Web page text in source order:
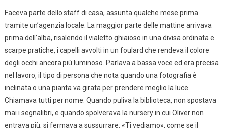
Faceva parte dello staff di casa, assunta qualche mese prima
tramite un’agenzia locale. La maggior parte delle mattine arrivava
prima dell’alba, risalendo il vialetto ghiaioso in una divisa ordinata e
scarpe pratiche, i capelli avvolti in un foulard che rendeva il colore
degli occhi ancora più luminoso. Parlava a bassa voce ed era precisa
nel lavoro, il tipo di persona che nota quando una fotografia è
inclinata o una pianta va girata per prendere meglio la luce.
Chiamava tutti per nome. Quando puliva la biblioteca, non spostava
mai i segnalibri, e quando spolverava la nursery in cui Oliver non
entrava più, si fermava a sussurrare: «Ti vediamo», come se il